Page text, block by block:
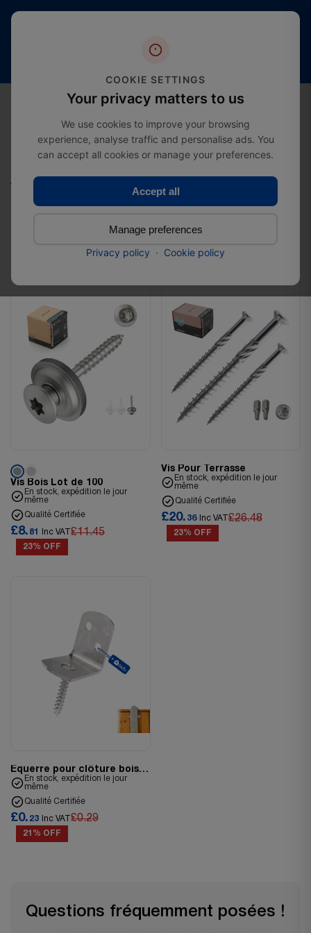
gratuite
à partir
£274.99
Maison Category Vis Spengler
Vis Bois Lot de 100
En stock, expédition le jour
même
Qualité Certifiée
£8. 81 Inc VAT £11.45
23% OFF
Vis Pour Terrasse
En stock, expédition le jour
même
Qualité Certifiée
£20. 36 Inc VAT£26.48
23% OFF
Équerre pour clôture bois
avecEn stock, expédition le jour
même
Qualité Certifiée
£0. 23 Inc VAT £0.29
21% OFF
Questions fréquemment posées !
COOKIE SETTINGS
Your privacy matters to us
We use cookies to improve your browsing
experience, analyse traffic and personalise ads. You
can accept all cookies or manage your preferences.
Accept all
Manage preferences
Privacy policy · Cookie policy